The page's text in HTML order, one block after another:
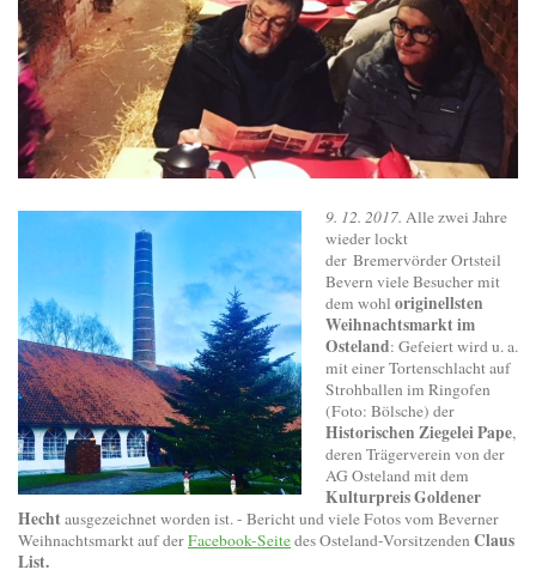
9. 12. 2017. Alle zwei Jahre
wieder lockt
der Bremervörder Ortsteil
Bevern viele Besucher mit
dem wohl originellsten
Weihnachtsmarkt im
Osteland: Gefeiert wird u. a.
mit einer Tortenschlacht auf
Strohballen im Ringofen
(Foto: Bölsche) der
Historischen Ziegelei Pape,
deren Trägerverein von der
AG Osteland mit dem
Kulturpreis Goldener
Hechtausgezeichnet worden ist. - Bericht und viele Fotos vom Beverner
Weihnachtsmarkt auf derFacebook-Seitedes Osteland-Vorsitzenden Claus
List.